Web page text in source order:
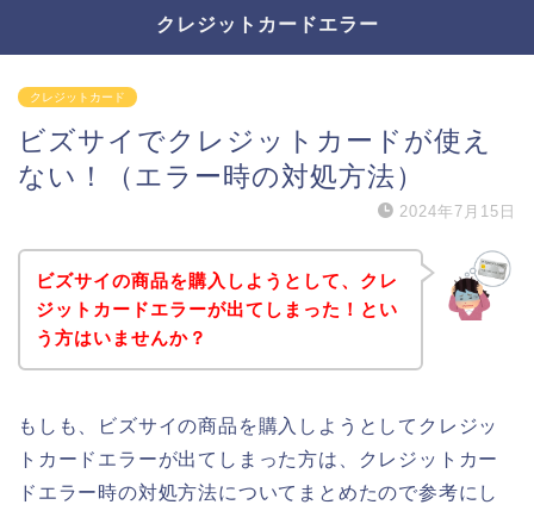
クレジットカードエラー
クレジットカード
ビズサイでクレジットカードが使え
ない！（エラー時の対処方法）
2024年7月15日
ビズサイの商品を購入しようとして、クレ
ジットカードエラーが出てしまった！とい
う方はいませんか？
もしも、ビズサイの商品を購入しようとしてクレジッ
トカードエラーが出てしまった方は、クレジットカー
ドエラー時の対処方法についてまとめたので参考にし